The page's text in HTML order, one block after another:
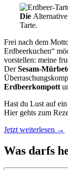
Die
Tarte.
Frei nach dem
Erdbeerkuchen“
vorstellen: meine
DerSesam-
Erdbeerkompott
Hast du Lust auf ein
Hier gehts zum
Jetzt weiterlesen
mit
→
Was darfs